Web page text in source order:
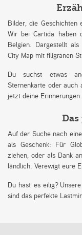
Bilder, die Geschichten
Wir bei Cartida haben
Belgien. Dargestellt
City Map mit filigranen
Du suchst etwas
Sternenkarte oder auch
jetzt deine Erinnerungen
Auf der Suche nach
als Geschenk: Für
ziehen, oder als Dank
ländlich. Verewigt eure
Du hast es eilig?
sind das perfekte